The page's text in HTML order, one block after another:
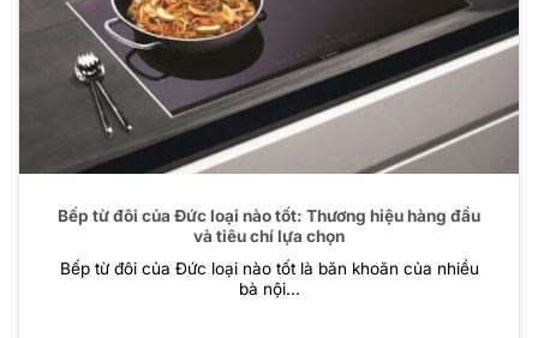
Bếp từ đôi của Đức loại nào tốt: Thương hiệu hàng đầu
và tiêu chí lựa chọn
Bếp từ đôi của Đức loại nào tốt là băn khoăn của nhiều
bà nội...